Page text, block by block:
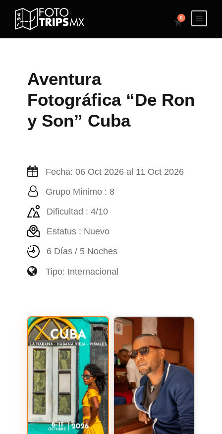
0
Aventura
Fotográfica “De Ron
y Son” Cuba
Fecha: 06 Oct 2026 al 11 Oct 2026
Grupo Mínimo : 8
Dificultad : 4/10
Estatus : Nuevo
6 Días / 5 Noches
Tipo: Internacional